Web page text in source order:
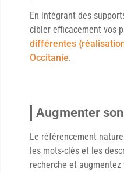
En intégrant des
cibler efficacement vos
différentes
Occitanie.
Augmenter
Le référencement
les mots-clés et les
recherche et